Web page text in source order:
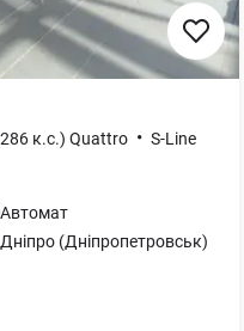
к.с.) Quattro • S-Line
Автомат
Дніпро (Дніпропетровськ)